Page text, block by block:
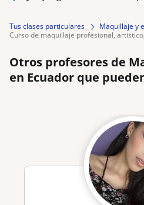
Tus clases particulares
Maquillaje y
curso de maquillaje profesional,
Otros profesores de
en Ecuador que